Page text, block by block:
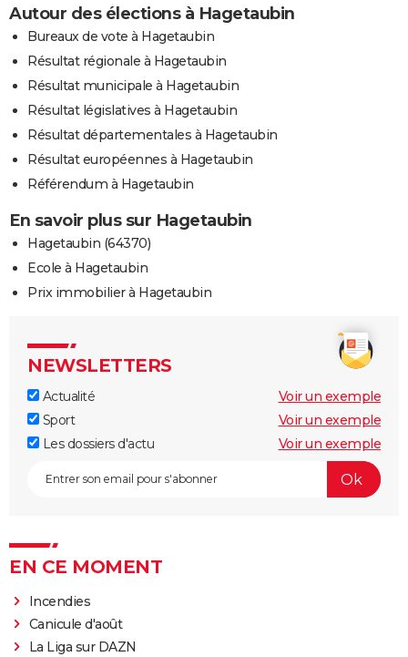
Autour des élections à Hagetaubin
Bureaux de vote à Hagetaubin
Résultat régionale à Hagetaubin
Résultat municipale à Hagetaubin
Résultat législatives à Hagetaubin
Résultat départementales à Hagetaubin
Résultat européennes à Hagetaubin
Référendum à Hagetaubin
En savoir plus sur Hagetaubin
Hagetaubin (64370)
Ecole à Hagetaubin
Prix immobilier à Hagetaubin
NEWSLETTERS
Actualité
Voir un exemple
Sport
Voir un exemple
Les dossiers d'actu
Voir un exemple
EN CE MOMENT
Incendies
Canicule d'août
La Liga sur DAZN